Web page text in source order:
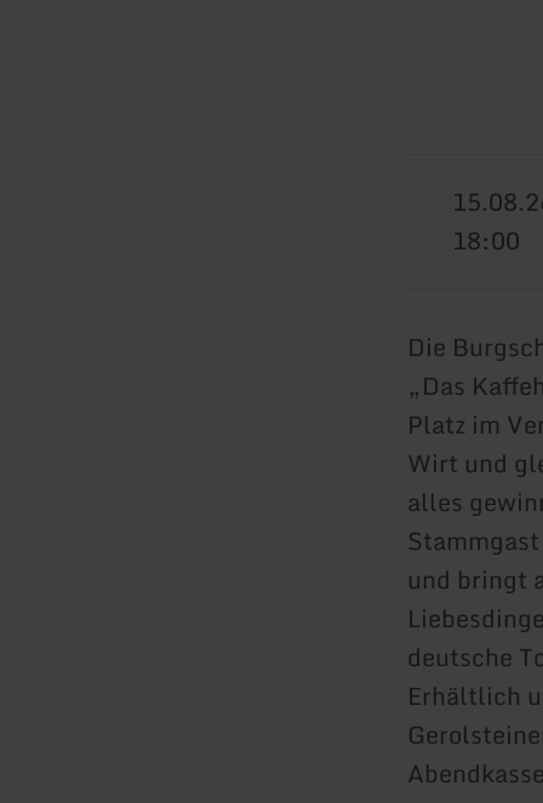
18:00
Die
„Das
Platz im
Wirt und
alles
und bringt
deutsche
Erhältlich